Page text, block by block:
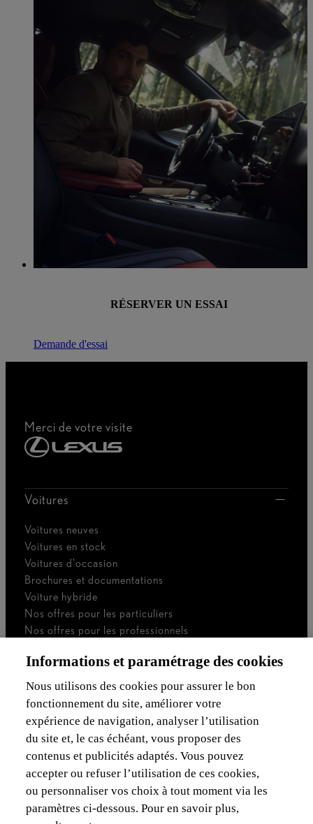
RÉSERVER UN ESSAI
Demande d'essai
Merci de votre visite
Voitures
Voitures neuves
Voitures en stock
Voitures d'occasion
Brochures et documentations
Voiture hybride
Nos offres pour les particuliers
Nos offres pour les professionnels
Je suis indépendant
Je suis gestionnaire de flotte
Assurances & Financement
Découvrez Lexus
Mentions Légales
Informations et paramétrage des cookies
Nous utilisons des cookies pour assurer le bon
fonctionnement du site, améliorer votre
expérience de navigation, analyser l’utilisation
du site et, le cas échéant, vous proposer des
contenus et publicités adaptés. Vous pouvez
accepter ou refuser l’utilisation de ces cookies,
ou personnaliser vos choix à tout moment via les
paramètres ci-dessous. Pour en savoir plus,